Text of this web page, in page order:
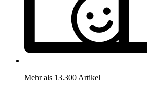
Mehr als 13.300 Artikel